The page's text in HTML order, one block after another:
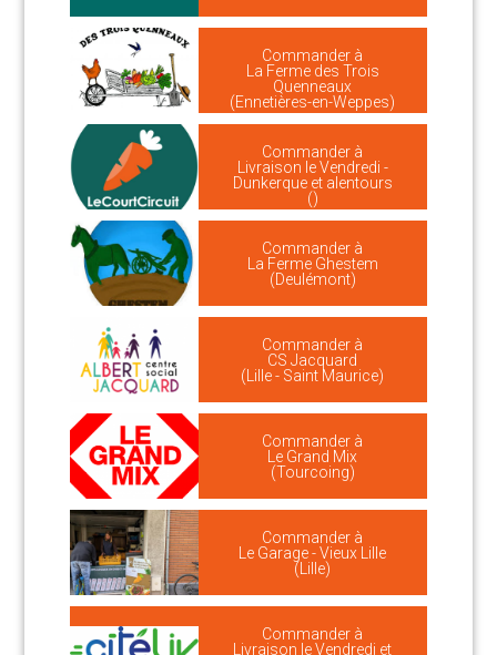
Commander à
La Ferme des Trois
Quenneaux
(Ennetières-en-Weppes)
Commander à
Livraison le Vendredi -
Dunkerque et alentours
()
Commander à
La Ferme Ghestem
(Deulémont)
Commander à
CS Jacquard
(Lille - Saint Maurice)
Commander à
Le Grand Mix
(Tourcoing)
Commander à
Le Garage - Vieux Lille
(Lille)
Commander à
Livraison le Vendredi et